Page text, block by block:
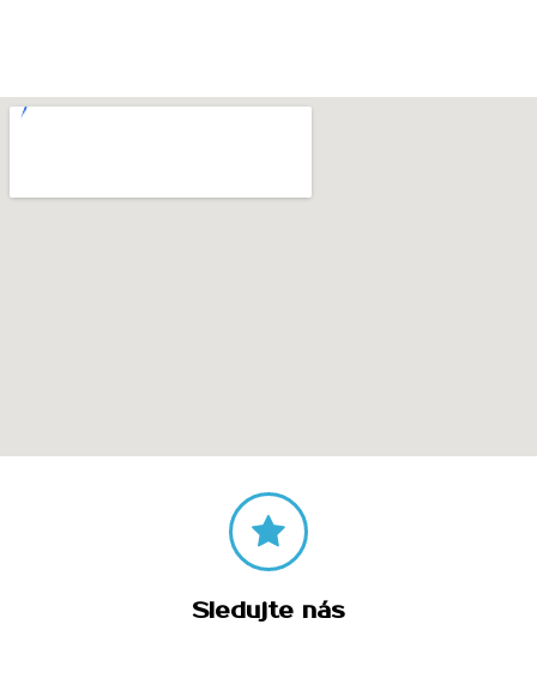
Sledujte nás